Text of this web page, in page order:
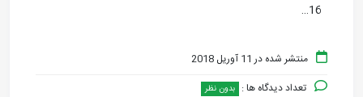
16…
منتشر شده در 11 آوریل 2018
تعداد دیدگاه ها : بدون نظر